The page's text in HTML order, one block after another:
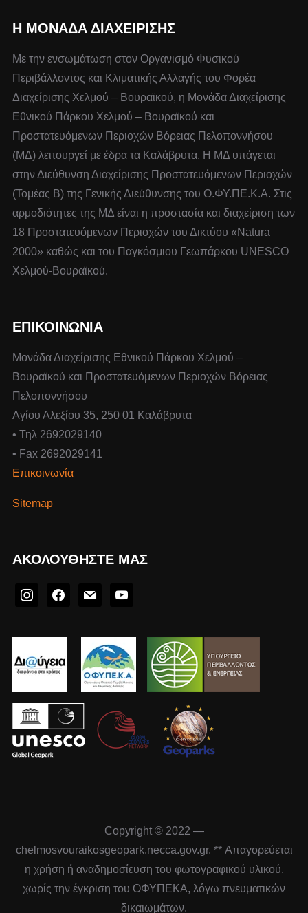
Η ΜΟΝΆΔΑ ΔΙΑΧΕΊΡΙΣΗΣ
Με την ενσωμάτωση στον Οργανισμό Φυσικού
Περιβάλλοντος και Κλιματικής Αλλαγής του Φορέα
Διαχείρισης Χελμού – Βουραϊκού, η Μονάδα Διαχείρισης
Εθνικού Πάρκου Χελμού – Βουραϊκού και
Προστατευόμενων Περιοχών Βόρειας Πελοποννήσου
(ΜΔ) λειτουργεί με έδρα τα Καλάβρυτα. Η ΜΔ υπάγεται
στην Διεύθυνση Διαχείρισης Προστατευόμενων Περιοχών
(Τομέας Β) της Γενικής Διεύθυνσης του Ο.ΦΥ.ΠΕ.Κ.Α. Στις
αρμοδιότητες της ΜΔ είναι η προστασία και διαχείριση των
18 Προστατευόμενων Περιοχών του Δικτύου «Natura
2000» καθώς και του Παγκόσμιου Γεωπάρκου UNESCO
Χελμού-Βουραϊκού.
ΕΠΙΚΟΙΝΩΝΙΑ
Μονάδα Διαχείρισης Εθνικού Πάρκου Χελμού –
Βουραϊκού και Προστατευόμενων Περιοχών Βόρειας
Πελοποννήσου
Αγίου Αλεξίου 35, 250 01 Καλάβρυτα
• Τηλ 2692029140
• Fax 2692029141
Επικοινωνία
Sitemap
ΑΚΟΛΟΥΘΉΣΤΕ ΜΑΣ
Copyright © 2022 —
chelmosvouraikosgeopark.necca.gov.gr. ** Απαγορεύεται
η χρήση ή αναδημοσίευση του φωτογραφικού υλικού,
χωρίς την έγκριση του ΟΦΥΠΕΚΑ, λόγω πνευματικών
δικαιωμάτων.